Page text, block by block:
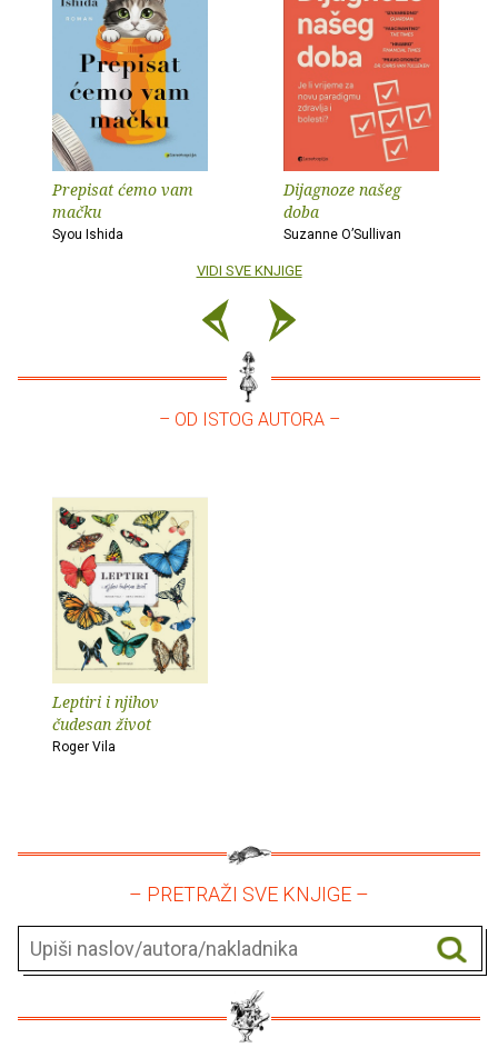
Prepisat ćemo vam
mačku
Syou Ishida
Dijagnoze našeg
doba
Suzanne O’Sullivan
VIDI SVE KNJIGE
– OD ISTOG AUTORA –
Leptiri i njihov
čudesan život
Roger Vila
– PRETRAŽI SVE KNJIGE –